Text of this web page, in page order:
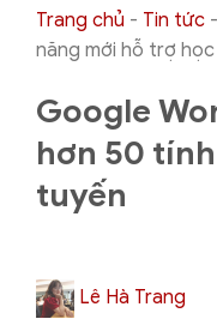
Trang chủ - Tin tức -
năng mới hỗ trợ
Google
hơn 50
tuyến
Lê Hà Trang